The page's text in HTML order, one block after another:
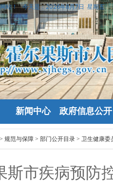
站！ 今天是：2026年8月7日 星期五
新闻中心 政府信息公开
> 规范与保障 > 部门公开目录 > 卫生健康委
斯市疾病预防